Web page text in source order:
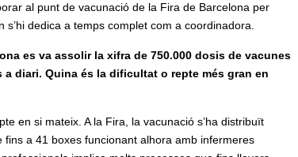
al punt de vacunació de la Fira de Barcelona per
s’hi dedica a temps complet com a coordinadora.
es va assolir la xifra de 750.000 dosis de vacunes
diari. Quina és la dificultat o repte més gran en
en si mateix. A la Fira, la vacunació s’ha distribuït
a 41 boxes funcionant alhora amb infermeres